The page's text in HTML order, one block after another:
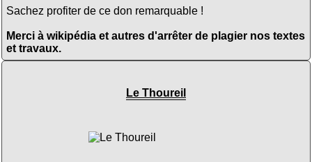
Sachez profiter de ce don remarquable !
Merci à wikipédia et autres d'arrêter de plagier nos textes
et travaux.
Le Thoureil